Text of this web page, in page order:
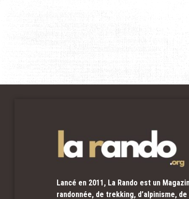
Lancé en 2011, La Rando est un
randonnée, de trekking, d’alpinisme,